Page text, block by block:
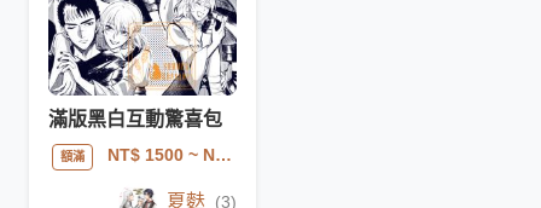
滿版黑白互動驚喜包
額滿 NT$ 1500~ NT$ 2000
夏麩 (3)